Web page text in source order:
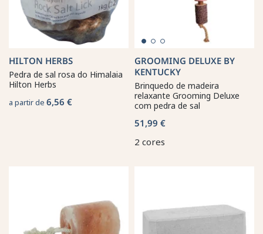
HILTON HERBS
Pedra de sal rosa do Himalaia
Hilton Herbs
a partir de 6,56 €
GROOMING DELUXE BY
KENTUCKY
Brinquedo de madeira
relaxante Grooming Deluxe
com pedra de sal
51,99 €
2 cores